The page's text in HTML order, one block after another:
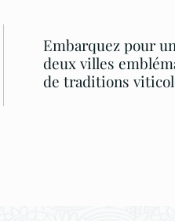
Embarquez pour
deux villes
de traditions